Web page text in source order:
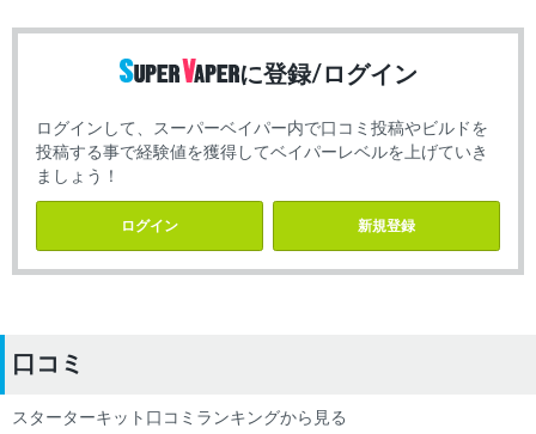
に登録/ログイン
ログインして、スーパーベイパー内で口コミ投稿やビルドを
投稿する事で経験値を獲得してベイパーレベルを上げていき
ましょう！
ログイン 新規登録
口コミ
スターターキット口コミランキングから見る